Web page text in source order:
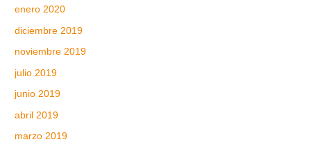
enero 2020
diciembre 2019
noviembre 2019
julio 2019
junio 2019
abril 2019
marzo 2019